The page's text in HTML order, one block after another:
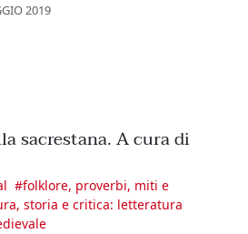
2019
sacrestana. A cura di
#folklore, proverbi, miti e
storia e critica: letteratura